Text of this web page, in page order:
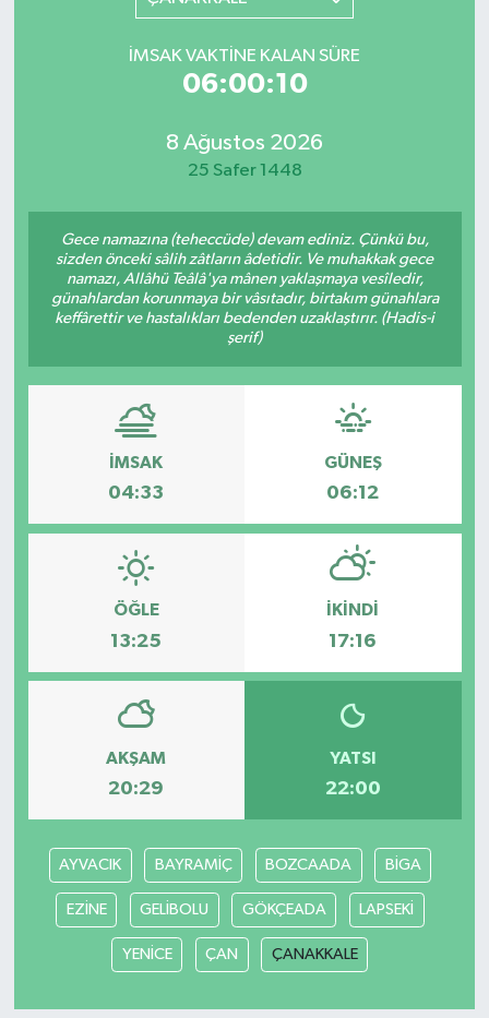
İMSAK VAKTINE KALAN SÜRE
06:00:10
8 Ağustos 2026
25 Safer 1448
Gece namazına (teheccüde) devam ediniz. Çünkü bu,
sizden önceki sâlih zâtların âdetidir. Ve muhakkak gece
namazı, Allâhü Teâlâ'ya mânen yaklaşmaya vesîledir,
günahlardan korunmaya bir vâsıtadır, birtakım günahlara
keffârettir ve hastalıkları bedenden uzaklaştırır. (Hadis-i
şerif)
İMSAK
04:33
GÜNEŞ
06:12
ÖĞLE
13:25
İKINDI
17:16
AKŞAM
20:29
YATSI
22:00
AYVACIK BAYRAMİÇ BOZCAADA BİGA
EZİNE GELİBOLU GÖKÇEADA LAPSEKİ
YENİCE ÇAN ÇANAKKALE